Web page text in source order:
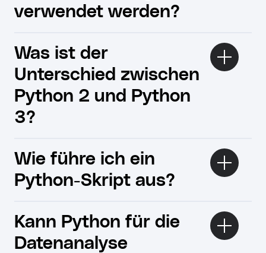
verwendet werden?
Was ist der
Unterschied zwischen
Python 2 und Python
3?
Wie führe ich ein
Python-Skript aus?
Kann Python für die
Datenanalyse